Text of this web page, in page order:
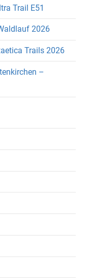
Trail E51
2026
Trails 2026
–